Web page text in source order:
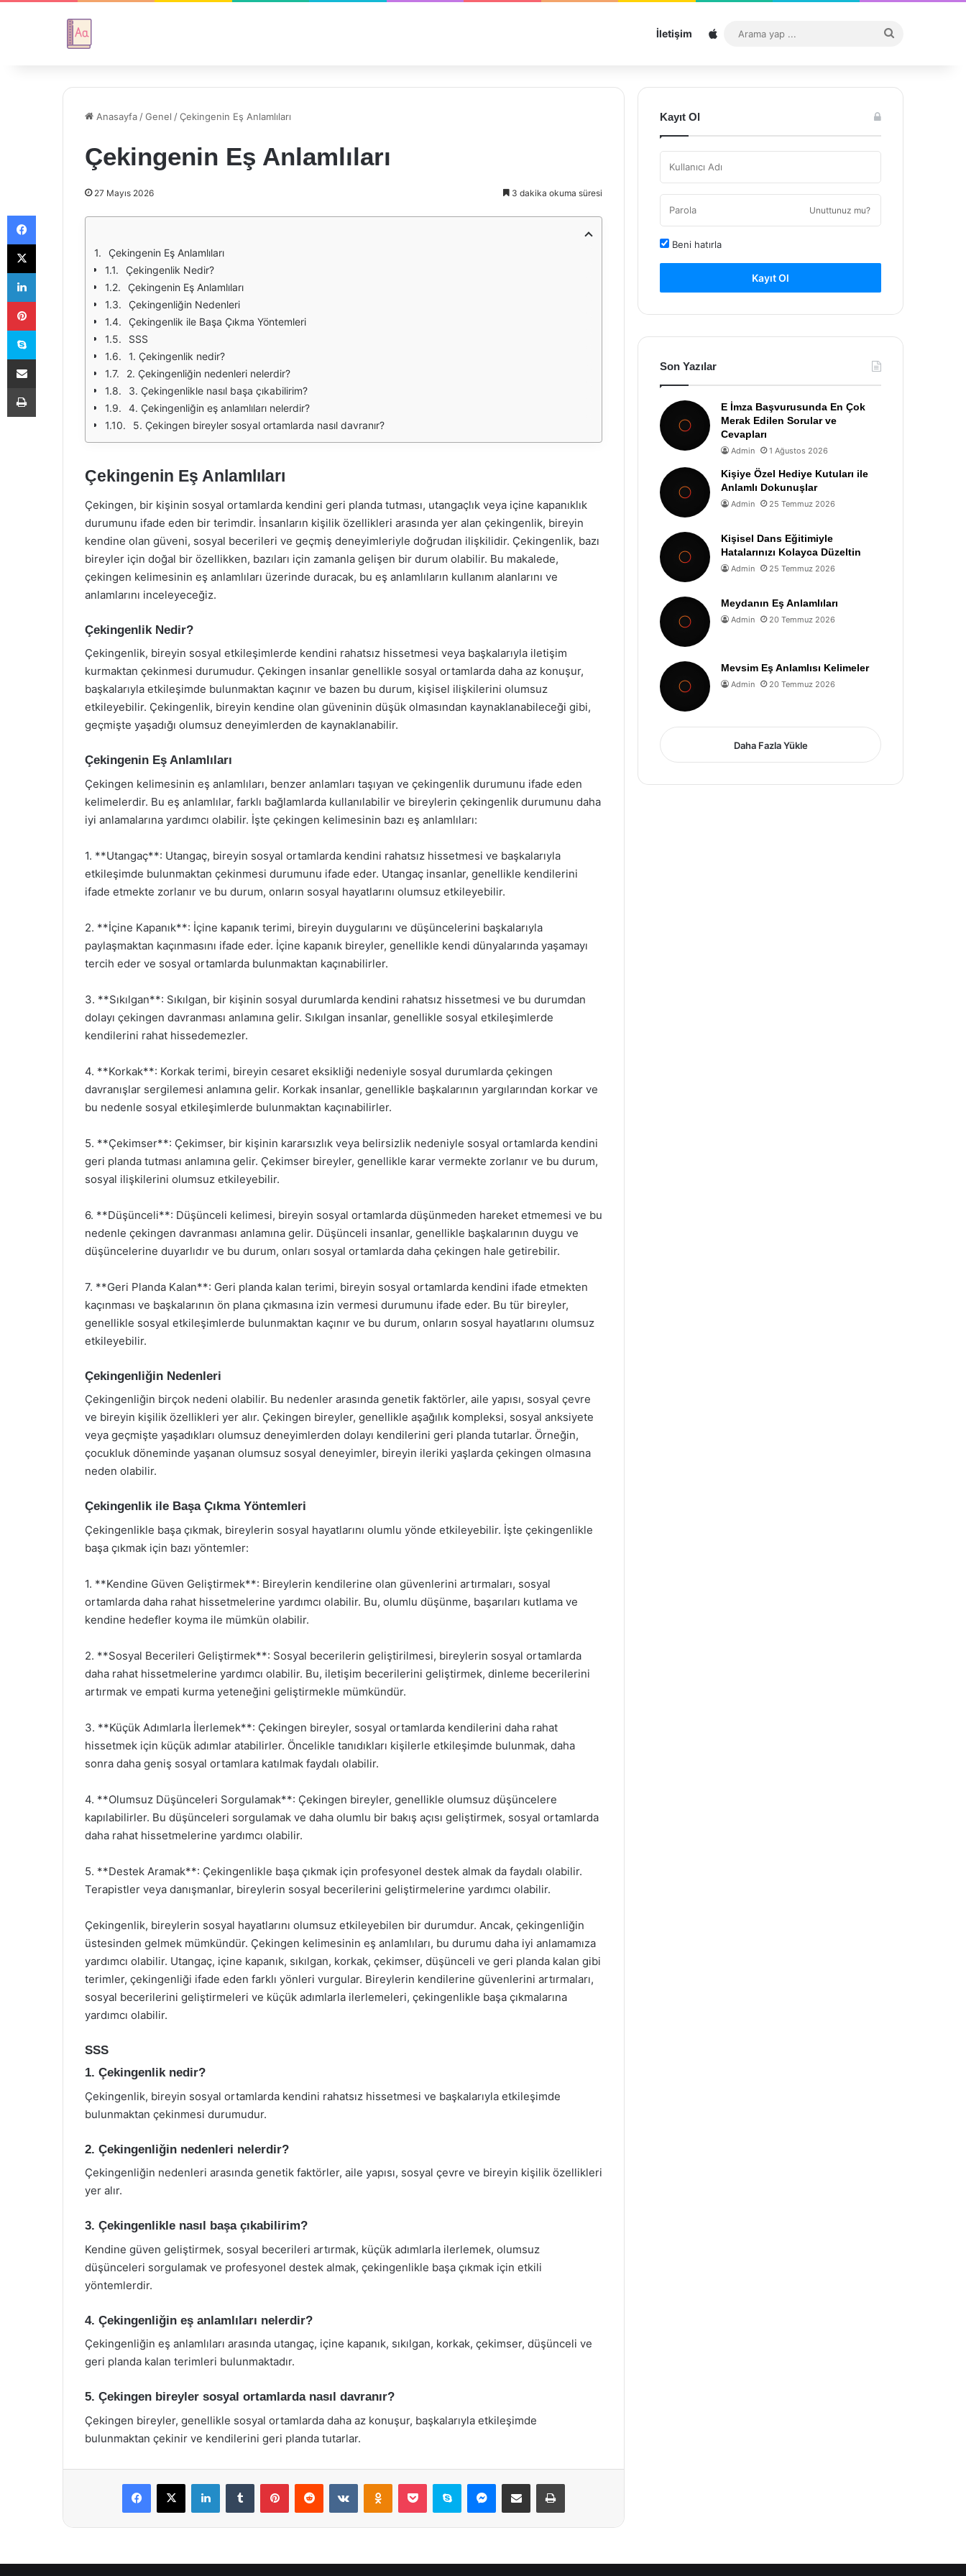
İletişim Sitemap
...
Anasayfa /Genel /Çekingenin Eş Anlamlıları
Çekingenin Eş Anlamlıları
27 Mayıs 2026 3 dakika okuma süresi
Çekingenin Eş Anlamlıları
Çekingenlik Nedir?
Çekingenin Eş Anlamlıları
Çekingenliğin Nedenleri
Çekingenlik ile Başa Çıkma Yöntemleri
SSS
1. Çekingenlik nedir?
2. Çekingenliğin nedenleri nelerdir?
3. Çekingenlikle nasıl başa çıkabilirim?
4. Çekingenliğin eş anlamlıları nelerdir?
5. Çekingen bireyler sosyal ortamlarda nasıl davranır?
Çekingenin Eş Anlamlıları
Çekingen, bir kişinin sosyal ortamlarda kendini geri planda tutması, utangaçlık veya içine kapanıklık
durumunu ifade eden bir terimdir. İnsanların kişilik özellikleri arasında yer alan çekingenlik, bireyin
kendine olan güveni, sosyal becerileri ve geçmiş deneyimleriyle doğrudan ilişkilidir. Çekingenlik, bazı
bireyler için doğal bir özellikken, bazıları için zamanla gelişen bir durum olabilir. Bu makalede,
çekingen kelimesinin eş anlamlıları üzerinde duracak, bu eş anlamlıların kullanım alanlarını ve
anlamlarını inceleyeceğiz.
Çekingenlik Nedir?
Çekingenlik, bireyin sosyal etkileşimlerde kendini rahatsız hissetmesi veya başkalarıyla iletişim
kurmaktan çekinmesi durumudur. Çekingen insanlar genellikle sosyal ortamlarda daha az konuşur,
başkalarıyla etkileşimde bulunmaktan kaçınır ve bazen bu durum, kişisel ilişkilerini olumsuz
etkileyebilir. Çekingenlik, bireyin kendine olan güveninin düşük olmasından kaynaklanabileceği gibi,
geçmişte yaşadığı olumsuz deneyimlerden de kaynaklanabilir.
Çekingenin Eş Anlamlıları
Çekingen kelimesinin eş anlamlıları, benzer anlamları taşıyan ve çekingenlik durumunu ifade eden
kelimelerdir. Bu eş anlamlılar, farklı bağlamlarda kullanılabilir ve bireylerin çekingenlik durumunu daha
iyi anlamalarına yardımcı olabilir. İşte çekingen kelimesinin bazı eş anlamlıları:
1. **Utangaç**: Utangaç, bireyin sosyal ortamlarda kendini rahatsız hissetmesi ve başkalarıyla
etkileşimde bulunmaktan çekinmesi durumunu ifade eder. Utangaç insanlar, genellikle kendilerini
ifade etmekte zorlanır ve bu durum, onların sosyal hayatlarını olumsuz etkileyebilir.
2. **İçine Kapanık**: İçine kapanık terimi, bireyin duygularını ve düşüncelerini başkalarıyla
paylaşmaktan kaçınmasını ifade eder. İçine kapanık bireyler, genellikle kendi dünyalarında yaşamayı
tercih eder ve sosyal ortamlarda bulunmaktan kaçınabilirler.
3. **Sıkılgan**: Sıkılgan, bir kişinin sosyal durumlarda kendini rahatsız hissetmesi ve bu durumdan
dolayı çekingen davranması anlamına gelir. Sıkılgan insanlar, genellikle sosyal etkileşimlerde
kendilerini rahat hissedemezler.
4. **Korkak**: Korkak terimi, bireyin cesaret eksikliği nedeniyle sosyal durumlarda çekingen
davranışlar sergilemesi anlamına gelir. Korkak insanlar, genellikle başkalarının yargılarından korkar ve
bu nedenle sosyal etkileşimlerde bulunmaktan kaçınabilirler.
5. **Çekimser**: Çekimser, bir kişinin kararsızlık veya belirsizlik nedeniyle sosyal ortamlarda kendini
geri planda tutması anlamına gelir. Çekimser bireyler, genellikle karar vermekte zorlanır ve bu durum,
sosyal ilişkilerini olumsuz etkileyebilir.
6. **Düşünceli**: Düşünceli kelimesi, bireyin sosyal ortamlarda düşünmeden hareket etmemesi ve bu
nedenle çekingen davranması anlamına gelir. Düşünceli insanlar, genellikle başkalarının duygu ve
düşüncelerine duyarlıdır ve bu durum, onları sosyal ortamlarda daha çekingen hale getirebilir.
7. **Geri Planda Kalan**: Geri planda kalan terimi, bireyin sosyal ortamlarda kendini ifade etmekten
kaçınması ve başkalarının ön plana çıkmasına izin vermesi durumunu ifade eder. Bu tür bireyler,
genellikle sosyal etkileşimlerde bulunmaktan kaçınır ve bu durum, onların sosyal hayatlarını olumsuz
etkileyebilir.
Çekingenliğin Nedenleri
Çekingenliğin birçok nedeni olabilir. Bu nedenler arasında genetik faktörler, aile yapısı, sosyal çevre
ve bireyin kişilik özellikleri yer alır. Çekingen bireyler, genellikle aşağılık kompleksi, sosyal anksiyete
veya geçmişte yaşadıkları olumsuz deneyimlerden dolayı kendilerini geri planda tutarlar. Örneğin,
çocukluk döneminde yaşanan olumsuz sosyal deneyimler, bireyin ileriki yaşlarda çekingen olmasına
neden olabilir.
Çekingenlik ile Başa Çıkma Yöntemleri
Çekingenlikle başa çıkmak, bireylerin sosyal hayatlarını olumlu yönde etkileyebilir. İşte çekingenlikle
başa çıkmak için bazı yöntemler:
1. **Kendine Güven Geliştirmek**: Bireylerin kendilerine olan güvenlerini artırmaları, sosyal
ortamlarda daha rahat hissetmelerine yardımcı olabilir. Bu, olumlu düşünme, başarıları kutlama ve
kendine hedefler koyma ile mümkün olabilir.
2. **Sosyal Becerileri Geliştirmek**: Sosyal becerilerin geliştirilmesi, bireylerin sosyal ortamlarda
daha rahat hissetmelerine yardımcı olabilir. Bu, iletişim becerilerini geliştirmek, dinleme becerilerini
artırmak ve empati kurma yeteneğini geliştirmekle mümkündür.
3. **Küçük Adımlarla İlerlemek**: Çekingen bireyler, sosyal ortamlarda kendilerini daha rahat
hissetmek için küçük adımlar atabilirler. Öncelikle tanıdıkları kişilerle etkileşimde bulunmak, daha
sonra daha geniş sosyal ortamlara katılmak faydalı olabilir.
4. **Olumsuz Düşünceleri Sorgulamak**: Çekingen bireyler, genellikle olumsuz düşüncelere
kapılabilirler. Bu düşünceleri sorgulamak ve daha olumlu bir bakış açısı geliştirmek, sosyal ortamlarda
daha rahat hissetmelerine yardımcı olabilir.
5. **Destek Aramak**: Çekingenlikle başa çıkmak için profesyonel destek almak da faydalı olabilir.
Terapistler veya danışmanlar, bireylerin sosyal becerilerini geliştirmelerine yardımcı olabilir.
Çekingenlik, bireylerin sosyal hayatlarını olumsuz etkileyebilen bir durumdur. Ancak, çekingenliğin
üstesinden gelmek mümkündür. Çekingen kelimesinin eş anlamlıları, bu durumu daha iyi anlamamıza
yardımcı olabilir. Utangaç, içine kapanık, sıkılgan, korkak, çekimser, düşünceli ve geri planda kalan gibi
terimler, çekingenliği ifade eden farklı yönleri vurgular. Bireylerin kendilerine güvenlerini artırmaları,
sosyal becerilerini geliştirmeleri ve küçük adımlarla ilerlemeleri, çekingenlikle başa çıkmalarına
yardımcı olabilir.
SSS
1. Çekingenlik nedir?
Çekingenlik, bireyin sosyal ortamlarda kendini rahatsız hissetmesi ve başkalarıyla etkileşimde
bulunmaktan çekinmesi durumudur.
2. Çekingenliğin nedenleri nelerdir?
Çekingenliğin nedenleri arasında genetik faktörler, aile yapısı, sosyal çevre ve bireyin kişilik özellikleri
yer alır.
3. Çekingenlikle nasıl başa çıkabilirim?
Kendine güven geliştirmek, sosyal becerileri artırmak, küçük adımlarla ilerlemek, olumsuz
düşünceleri sorgulamak ve profesyonel destek almak, çekingenlikle başa çıkmak için etkili
yöntemlerdir.
4. Çekingenliğin eş anlamlıları nelerdir?
Çekingenliğin eş anlamlıları arasında utangaç, içine kapanık, sıkılgan, korkak, çekimser, düşünceli ve
geri planda kalan terimleri bulunmaktadır.
5. Çekingen bireyler sosyal ortamlarda nasıl davranır?
Çekingen bireyler, genellikle sosyal ortamlarda daha az konuşur, başkalarıyla etkileşimde
bulunmaktan çekinir ve kendilerini geri planda tutarlar.
Facebook
X LinkedInTumblr PinterestReddit VKontakteOdnoklassniki
Pocket Skype Messenger
E-Posta ile paylaş Yazdır
Kayıt Ol
Unuttunuz mu?
Beni hatırla
Kayıt Ol
Son Yazılar
E İmza Başvurusunda En Çok
Merak Edilen Sorular ve
Cevapları
Admin 1 Ağustos 2026
Kişiye Özel Hediye Kutuları ile
Anlamlı Dokunuşlar
Admin 25 Temmuz 2026
Kişisel Dans Eğitimiyle
Hatalarınızı Kolayca Düzeltin
Admin 25 Temmuz 2026
Meydanın Eş Anlamlıları
Admin 20 Temmuz 2026
Mevsim Eş Anlamlısı Kelimeler
Admin 20 Temmuz 2026
Daha Fazla Yükle
Facebook
X
LinkedIn
Pinterest
Skype
E-Posta ile paylaş